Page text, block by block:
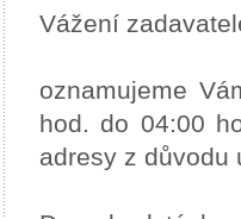
Vážení
oznamujeme
hod. do 04:00
adresy z důvodu